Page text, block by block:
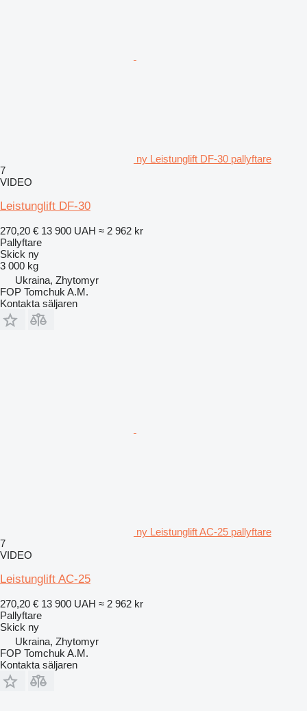
ny Leistunglift DF-30 pallyftare
7
VIDEO
Leistunglift DF-30
270,20 € 13 900 UAH ≈ 2 962 kr
Pallyftare
Skick ny
3 000 kg
Ukraina, Zhytomyr
FOP Tomchuk A.M.
Kontakta säljaren
ny Leistunglift AC-25 pallyftare
7
VIDEO
Leistunglift AC-25
270,20 € 13 900 UAH ≈ 2 962 kr
Pallyftare
Skick ny
Ukraina, Zhytomyr
FOP Tomchuk A.M.
Kontakta säljaren